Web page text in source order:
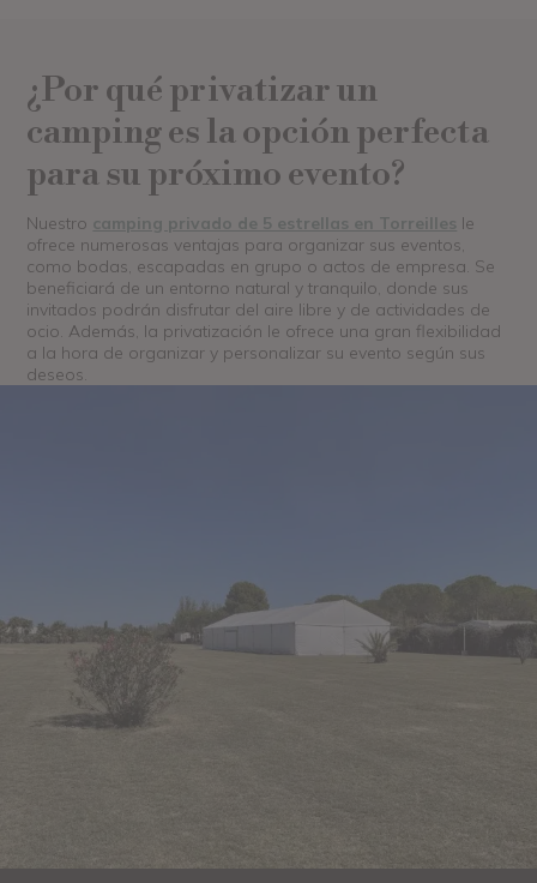
¿Por qué privatizar un
camping es la opción perfecta
para su próximo evento?
Nuestro camping privado de 5 estrellas en Torreilles le
ofrece numerosas ventajas para organizar sus eventos,
como bodas, escapadas en grupo o actos de empresa. Se
beneficiará de un entorno natural y tranquilo, donde sus
invitados podrán disfrutar del aire libre y de actividades de
ocio. Además, la privatización le ofrece una gran flexibilidad
a la hora de organizar y personalizar su evento según sus
deseos.